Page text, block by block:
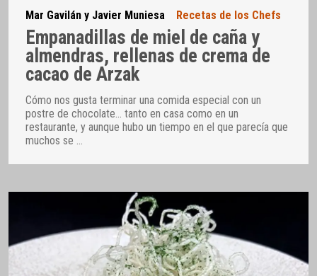
Mar Gavilán y Javier Muniesa Recetas de los Chefs
Empanadillas de miel de caña y
almendras, rellenas de crema de
cacao de Arzak
Cómo nos gusta terminar una comida especial con un
postre de chocolate… tanto en casa como en un
restaurante, y aunque hubo un tiempo en el que parecía que
muchos se …